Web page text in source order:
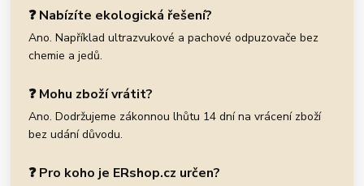
❓ Nabízíte ekologická řešení?
Ano. Například ultrazvukové a pachové odpuzovače bez
chemie a jedů.
❓ Mohu zboží vrátit?
Ano. Dodržujeme zákonnou lhůtu 14 dní na vrácení zboží
bez udání důvodu.
❓ Pro koho je ERshop.cz určen?